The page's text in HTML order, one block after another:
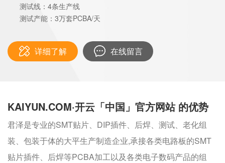
测试线：4条生产线
测试产能：3万套PCBA/天
详细了解 在线留言
KAIYUN.COM·开云「中国」官方网站 的优势
君泽是专业的SMT贴片、DIP插件、后焊、测试、老化组
装、包装于体的大平生产制造企业,承接各类电路板的SMT
贴片插件、后焊等PCBA加工以及各类电子数码产品的组